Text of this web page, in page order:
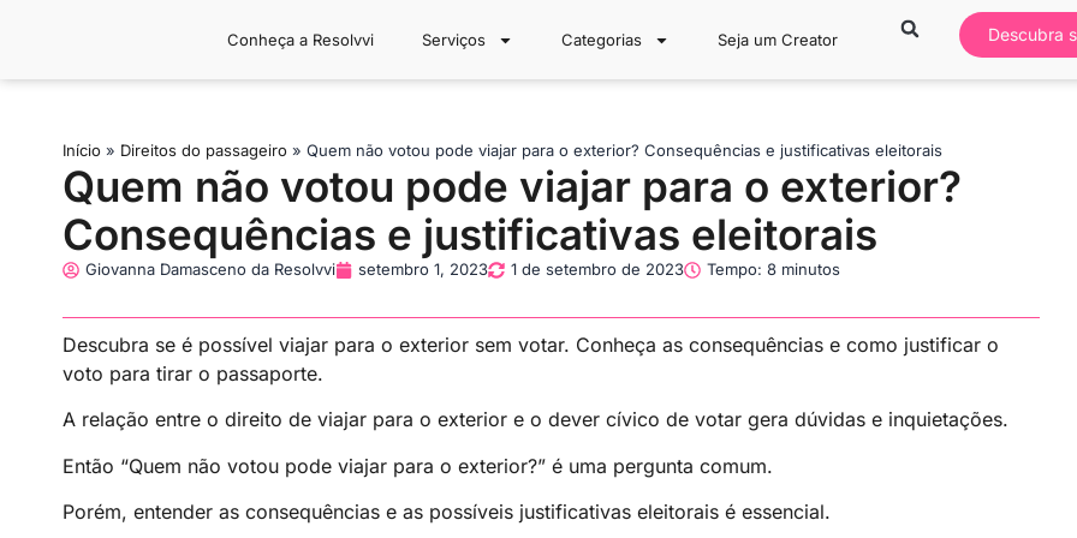
Conheça a Resolvvi Serviços Categorias Seja um Creator Descubra
Início » Direitos do passageiro » Quem não votou pode viajar para o exterior? Consequências e justificativas eleitorais
Quem não votou pode viajar para o exterior?
Consequências e justificativas eleitorais
Giovanna Damasceno da Resolvvi setembro 1, 2023 1 de setembro de 2023 Tempo: 8 minutos
Descubra se é possível viajar para o exterior sem votar. Conheça as consequências e como justificar o
voto para tirar o passaporte.
A relação entre o direito de viajar para o exterior e o dever cívico de votar gera dúvidas e inquietações.
Então “Quem não votou pode viajar para o exterior?” é uma pergunta comum.
Porém, entender as consequências e as possíveis justificativas eleitorais é essencial.